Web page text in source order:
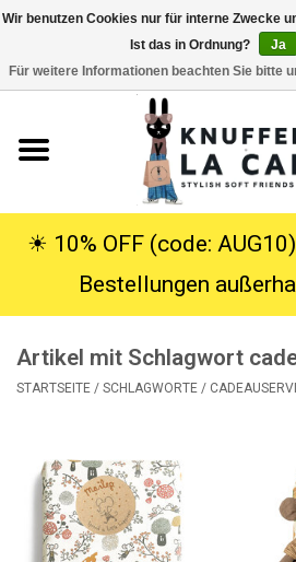
Kuscheltiere
SALE
Info
Lookbooks
☀︎ 10% OFF (code:
Bestellungen
Artikel mit Schlagwort
STARTSEITE / SCHLAGWORTE /
Wir benutzen Cookies nur für interne Zwecke
Ist das in Ordnung?
Ja
Für weitere Informationen beachten Sie bitte